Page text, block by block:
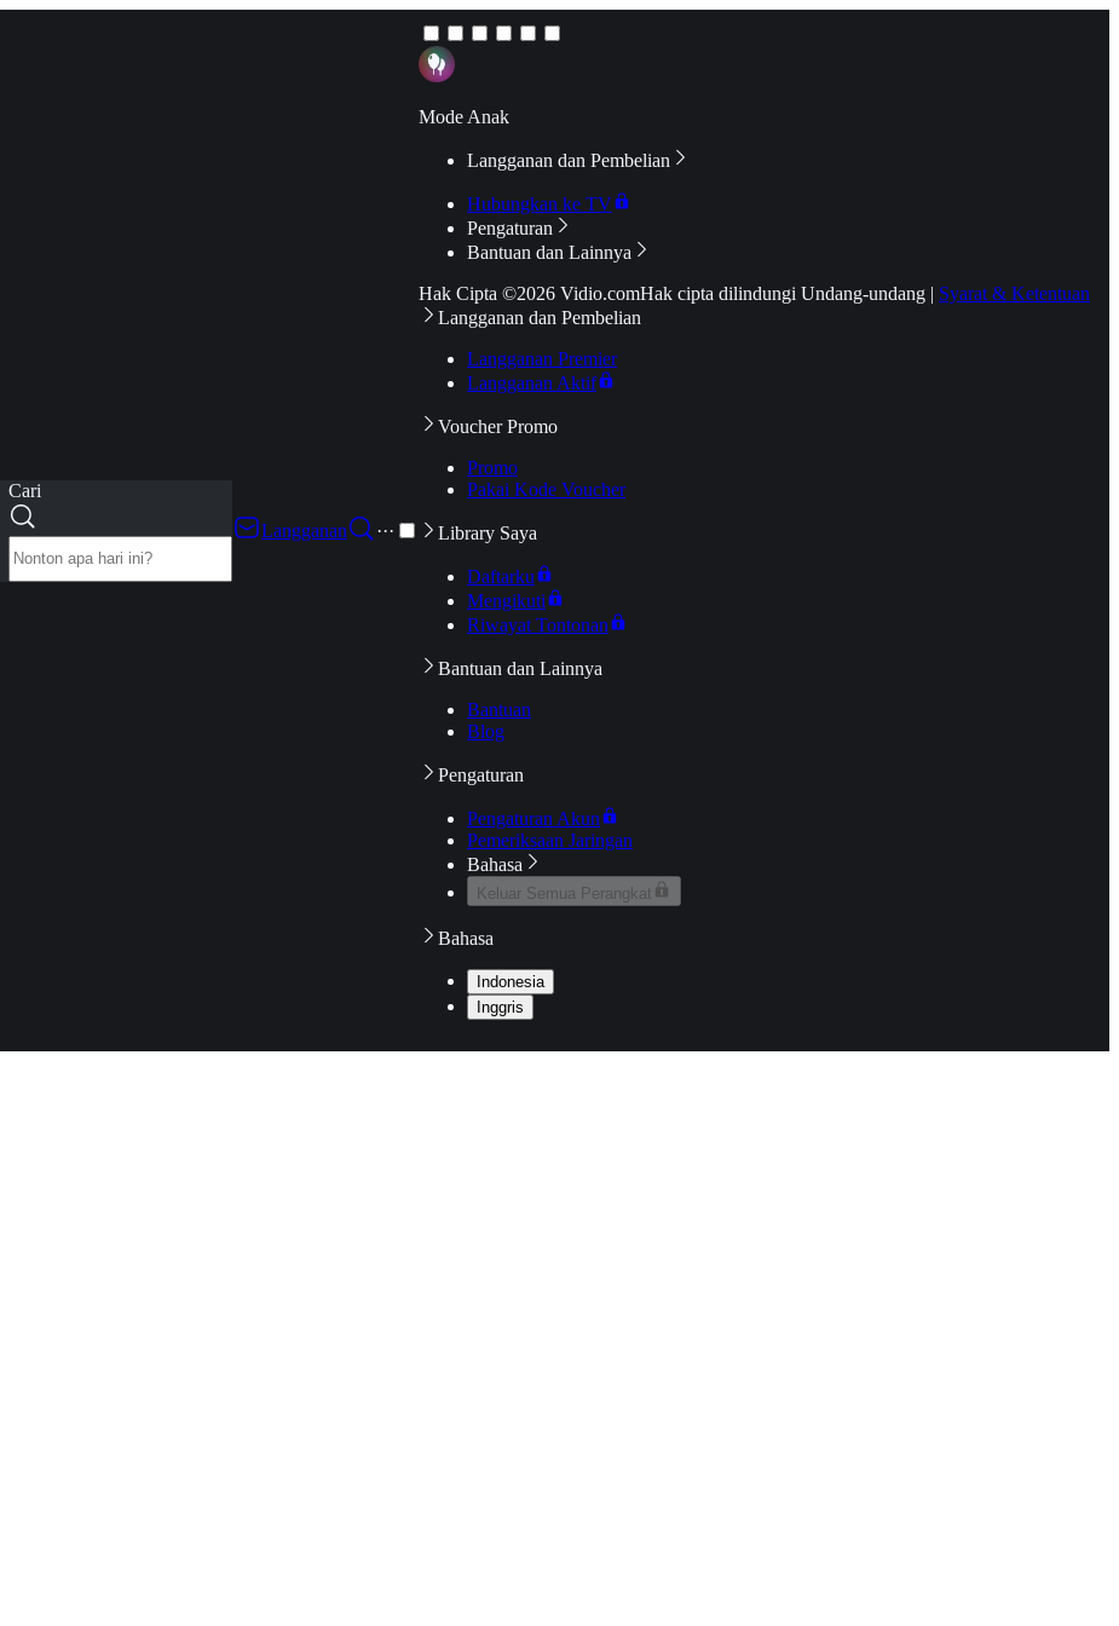
Cari
Langganan
···
Mode Anak
Langganan dan Pembelian
Hubungkan ke TV
Pengaturan
Bantuan dan Lainnya
Hak Cipta ©2026 Vidio.comHak cipta dilindungi Undang-undang | Syarat & Ketentuan
Langganan dan Pembelian
Langganan Premier
Langganan Aktif
Voucher Promo
Promo
Pakai Kode Voucher
Library Saya
Daftarku
Mengikuti
Riwayat Tontonan
Bantuan dan Lainnya
Bantuan
Blog
Pengaturan
Pengaturan Akun
Pemeriksaan Jaringan
Bahasa
Keluar Semua Perangkat
Bahasa
Indonesia
Inggris